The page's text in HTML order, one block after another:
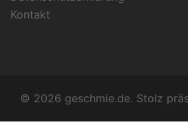
Kontakt
© 2026 geschmie.de. Stolz